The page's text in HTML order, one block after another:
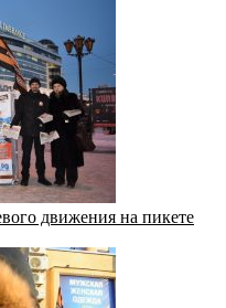
движения на пикете